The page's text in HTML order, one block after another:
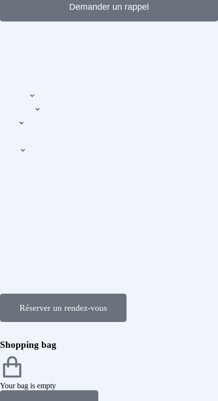
Demander un rappel
Réserver un rendez-vous
Shopping bag
Your bag is empty